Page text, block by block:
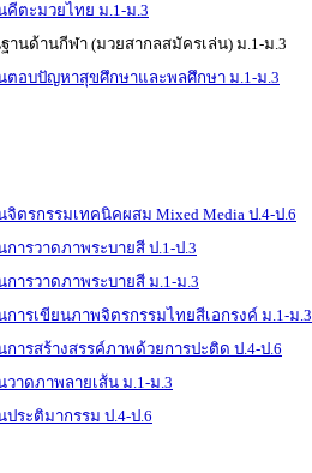
คีตะมวยไทย ม.1-ม.3
นด้านกีฬา (มวยสากลสมัครเล่น) ม.1-ม.3
ตอบปัญหาสุขศึกษาและพลศึกษา ม.1-ม.3
ตรกรรมเทคนิคผสม Mixed Media ป.4-ป.6
ารวาดภาพระบายสี ป.1-ป.3
ารวาดภาพระบายสี ม.1-ม.3
การเขียนภาพจิตรกรรมไทยสีเอกรงค์ ม.1-ม.3
ารสร้างสรรค์ภาพด้วยการปะติด ป.4-ป.6
วาดภาพลายเส้น ม.1-ม.3
ระติมากรรม ป.4-ป.6